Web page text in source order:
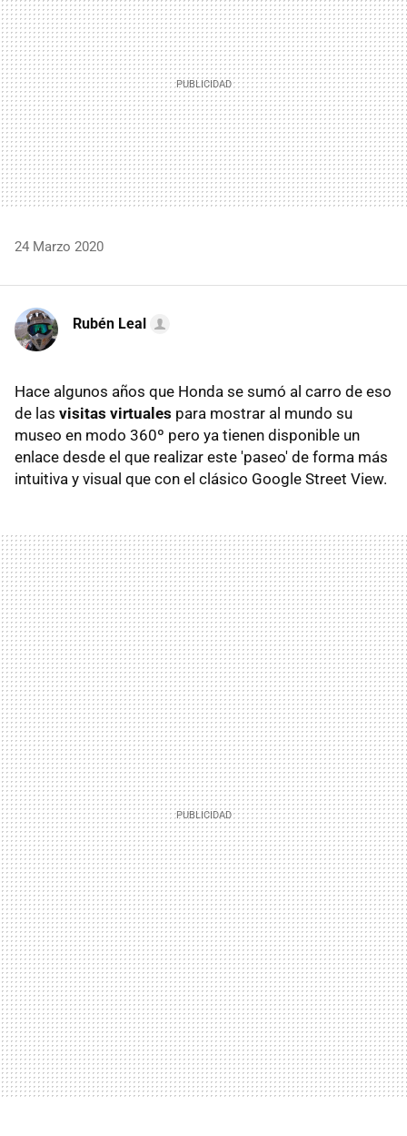
24 Marzo 2020
Rubén Leal
Hace algunos años que Honda se sumó al carro de eso
de las visitas virtuales para mostrar al mundo su
museo en modo 360º pero ya tienen disponible un
enlace desde el que realizar este 'paseo' de forma más
intuitiva y visual que con el clásico Google Street View.